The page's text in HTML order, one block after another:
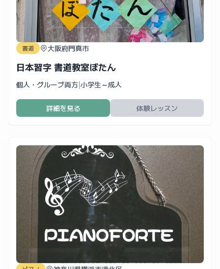
書道 大阪府門真市
日本習字 書道教室ぼたん
個人・グループ両方|小学生～成人
詳細を見る 体験レッスン